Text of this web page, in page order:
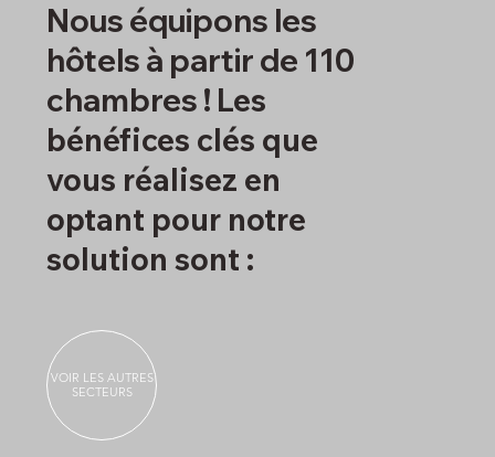
Nous équipons les
hôtels à partir de 110
chambres ! Les
bénéfices clés que
vous réalisez en
optant pour notre
solution sont :
VOIR LES AUTRES
SECTEURS